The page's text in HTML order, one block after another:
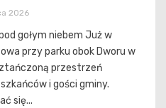
2026
gołym niebem Już w
przy parku obok Dworu w
przestrzeń
i gości gminy.
się...